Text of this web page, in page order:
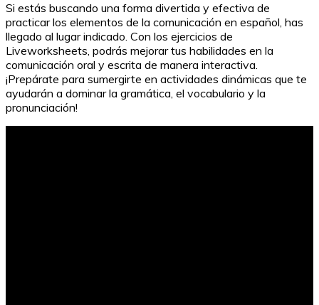
Si estás buscando una forma divertida y efectiva de
practicar los elementos de la comunicación en español, has
llegado al lugar indicado. Con los ejercicios de
Liveworksheets, podrás mejorar tus habilidades en la
comunicación oral y escrita de manera interactiva.
¡Prepárate para sumergirte en actividades dinámicas que te
ayudarán a dominar la gramática, el vocabulario y la
pronunciación!